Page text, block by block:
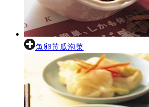
魚卵黃瓜泡菜